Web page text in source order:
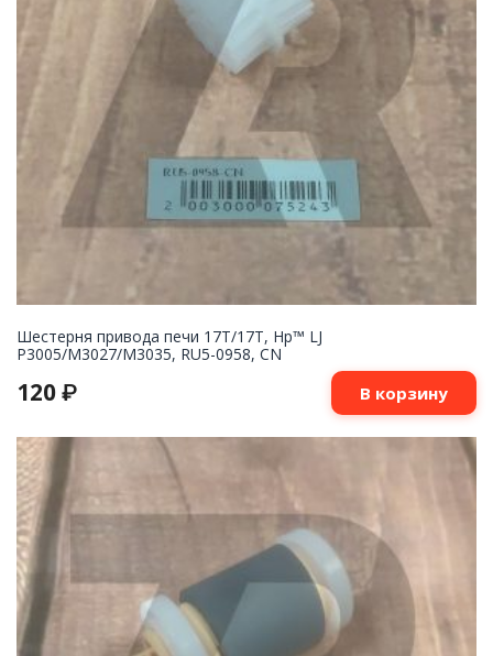
Шестерня привода печи 17T/17T, Hp™ LJ
P3005/M3027/M3035, RU5-0958, CN
120 ₽ В корзину